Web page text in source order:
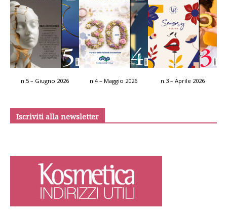
n.5 – Giugno 2026 n.4 – Maggio 2026 n.3 – Aprile 2026
Iscriviti alla newsletter